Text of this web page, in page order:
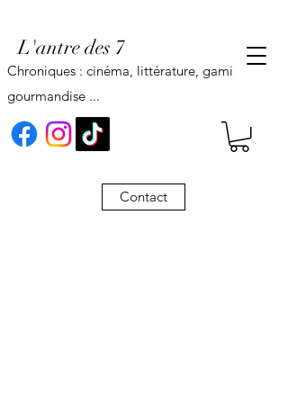
L'antre des 7
Contact
Chroniques : cinéma, littérature, gaming,
gourmandise ...